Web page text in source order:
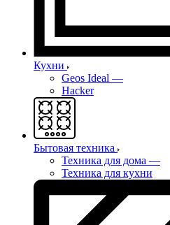
Кухни
Geos Ideal —
Hacker
Бытовая техника
Техника для дома —
Техника для кухни